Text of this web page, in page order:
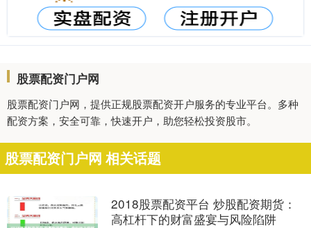
股票配资门户网
股票配资门户网，提供正规股票配资开户服务的专业平台。多种
配资方案，安全可靠，快速开户，助您轻松投资股市。
股票配资门户网 相关话题
2018股票配资平台 炒股配资期货：
高杠杆下的财富盛宴与风险陷阱